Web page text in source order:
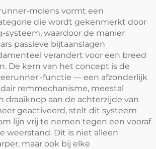
molens vormt een
die wordt gekenmerkt door
systeem, waardoor de manier
passieve bijtaanslagen
verandert voor een breed
De kern van het concept is de
functie — een afzonderlijk
remmechanisme, meestal
draaiknop aan de achterzijde van
geactiveerd, stelt dit systeem
lijn vrij te nemen tegen een vooraf
weerstand. Dit is niet alleen
maar ook bij elke